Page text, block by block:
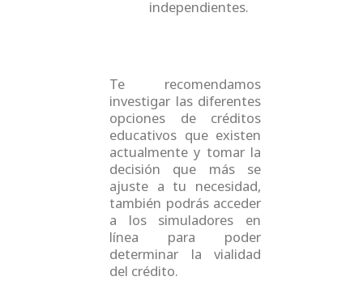
independientes.
Te recomendamos
investigar las diferentes
opciones de créditos
educativos que existen
actualmente y tomar la
decisión que más se
ajuste a tu necesidad,
también podrás acceder
a los simuladores en
línea para poder
determinar la vialidad
del crédito.